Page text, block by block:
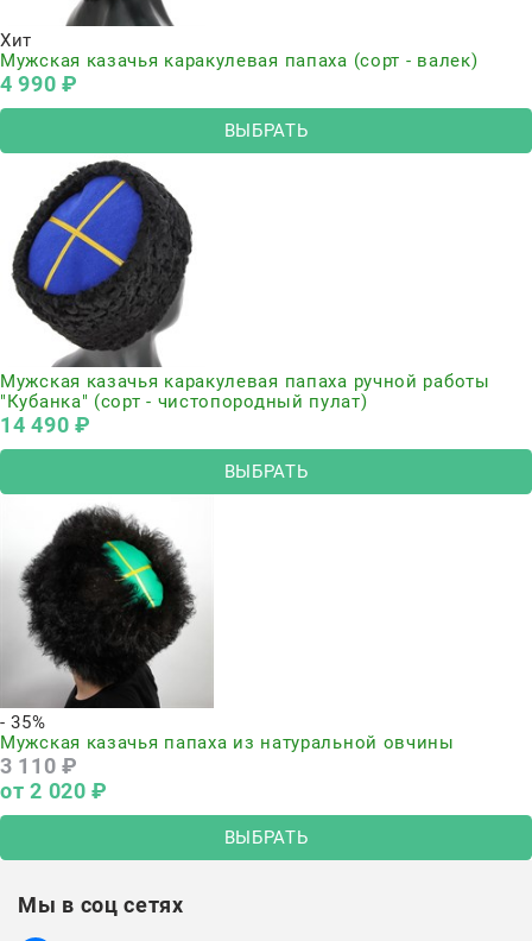
Хит
Мужская казачья каракулевая папаха (сорт - валек)
4 990 ₽
ВЫБРАТЬ
Мужская казачья каракулевая папаха ручной работы
"Кубанка" (сорт - чистопородный пулат)
14 490 ₽
ВЫБРАТЬ
- 35%
Мужская казачья папаха из натуральной овчины
3 110 ₽
от2 020 ₽
ВЫБРАТЬ
Мы в соц сетях